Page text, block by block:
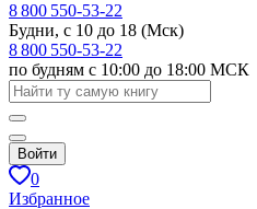
8 800 550-53-22
Будни, с 10 до 18 (Мск)
8 800 550-53-22
по будням с 10:00 до 18:00 МСК
Войти
0
Избранное